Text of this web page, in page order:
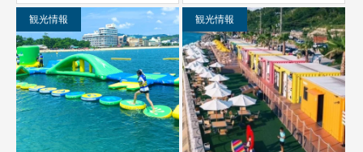
観光情報 観光情報